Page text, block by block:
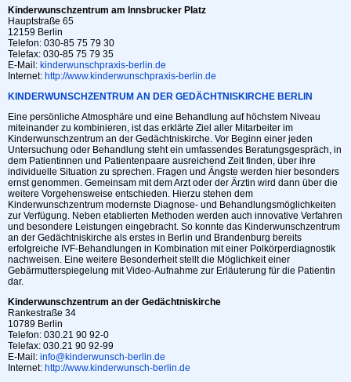
Kinderwunschzentrum am Innsbrucker Platz
Hauptstraße 65
12159 Berlin
Telefon: 030-85 75 79 30
Telefax: 030-85 75 79 35
E-Mail: kinderwunschpraxis-berlin.de
Internet: http://www.kinderwunschpraxis-berlin.de
KINDERWUNSCHZENTRUM AN DER GEDÄCHTNISKIRCHE BERLIN
Eine persönliche Atmosphäre und eine Behandlung auf höchstem Niveau
miteinander zu kombinieren, ist das erklärte Ziel aller Mitarbeiter im
Kinderwunschzentrum an der Gedächtniskirche. Vor Beginn einer jeden
Untersuchung oder Behandlung steht ein umfassendes Beratungsgespräch, in
dem Patientinnen und Patientenpaare ausreichend Zeit finden, über ihre
individuelle Situation zu sprechen. Fragen und Ängste werden hier besonders
ernst genommen. Gemeinsam mit dem Arzt oder der Ärztin wird dann über die
weitere Vorgehensweise entschieden. Hierzu stehen dem
Kinderwunschzentrum modernste Diagnose- und Behandlungsmöglichkeiten
zur Verfügung. Neben etablierten Methoden werden auch innovative Verfahren
und besondere Leistungen eingebracht. So konnte das Kinderwunschzentrum
an der Gedächtniskirche als erstes in Berlin und Brandenburg bereits
erfolgreiche IVF-Behandlungen in Kombination mit einer Polkörperdiagnostik
nachweisen. Eine weitere Besonderheit stellt die Möglichkeit einer
Gebärmutterspiegelung mit Video-Aufnahme zur Erläuterung für die Patientin
dar.
Kinderwunschzentrum an der Gedächtniskirche
Rankestraße 34
10789 Berlin
Telefon: 030.21 90 92-0
Telefax: 030.21 90 92-99
E-Mail: info@kinderwunsch-berlin.de
Internet: http://www.kinderwunsch-berlin.de